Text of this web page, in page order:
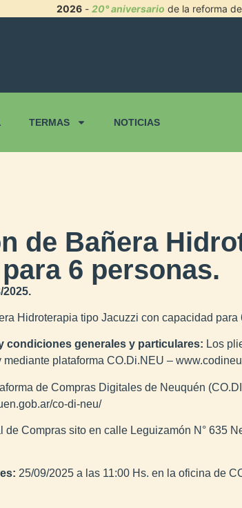
2026- 20° aniversario de la reforma
TERMAS NOTICIAS
de Bañera
6 personas.
Hidroterapia tipo Jacuzzi con capacidad para
condiciones generales y particulares: Los
plataforma CO.Di.NEU –
de Compras Digitales de Neuquén
co-di-neu/
de Compras sito en calle Leguizamón N° 635
25/09/2025 a las 11:00 Hs. en la oficina de